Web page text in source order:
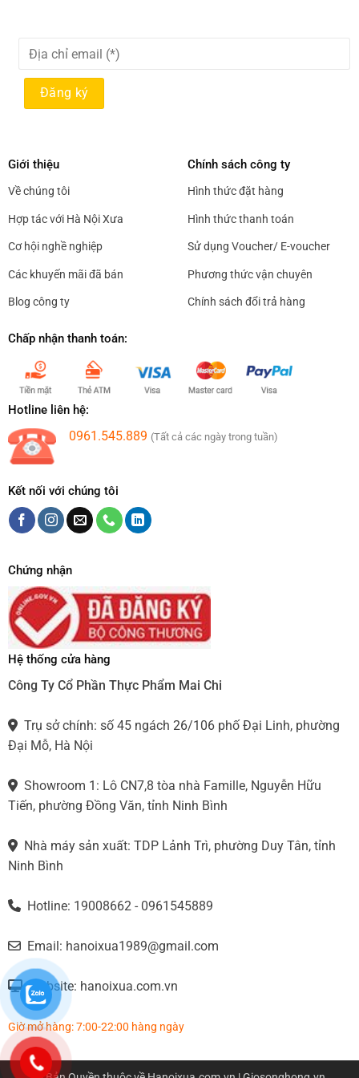
được
phẩm
Giới thiệu
Về chúng tôi
Hợp tác với Hà Nội Xưa
Cơ hội nghề nghiệp
Các khuyến mãi đã bán
Blog công ty
Chính sách công ty
Hình thức đặt hàng
Hình thức thanh toán
Sử dụng Voucher/ E-voucher
Phương thức vận chuyên
Chính sách đổi trả hàng
Chấp nhận thanh toán:
Hotline liên hệ:
0961.545.889 (Tất cả các ngày trong tuần)
Kết nối với chúng tôi
Chứng nhận
Hệ thống cửa hàng
Công Ty Cổ Phần Thực Phẩm Mai Chi
Trụ sở chính: số 45 ngách 26/106 phố Đại Linh, phường
Đại Mỗ, Hà Nội
Showroom 1: Lô CN7,8 tòa nhà Famille, Nguyễn Hữu
Tiến, phường Đồng Văn, tỉnh Ninh Bình
Nhà máy sản xuất: TDP Lảnh Trì, phường Duy Tân, tỉnh
Ninh Bình
Hotline: 19008662 - 0961545889
Email: hanoixua1989@gmail.com
Website: hanoixua.com.vn
Giờ mở hàng: 7:00-22:00 hàng ngày